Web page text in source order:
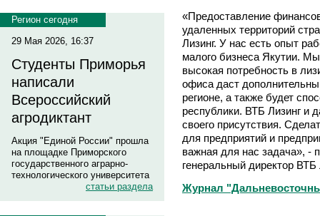
Регион сегодня
29 Мая 2026, 16:37
Студенты Приморья
написали
Всероссийский
агродиктант
Акция "Единой России" прошла
на площадке Приморского
государственного аграрно-
технологического университета
статьи раздела
«Предоставление
удаленных территорий
Лизинг. У нас есть опыт
малого бизнеса Якутии.
высокая потребность в
офиса даст
регионе, а также будет
республики. ВТБ Лизинг и
своего присутствия.
для предприятий и
важная для нас задача», -
генеральный директор ВТБ
Журнал